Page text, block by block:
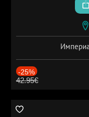
-25%
42.95€